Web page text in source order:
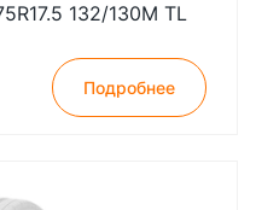
132/130M TL
Подробнее